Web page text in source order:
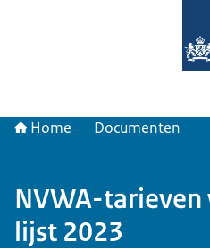
Home Documenten
NVWA-
lijst 2023